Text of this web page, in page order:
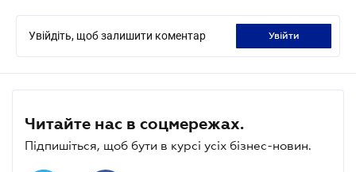
Увійдіть, щоб залишити коментар увійти
Читайте нас в соцмережах.
Підпишіться, щоб бути в курсі усіх бізнес-новин.